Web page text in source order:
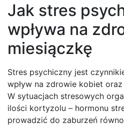
Jak stres
wpływa na
miesiączkę
Stres psychiczny jest
wpływ na zdrowie kobiet
W sytuacjach stresowych
ilości kortyzolu – hormonu
prowadzić do zaburzeń